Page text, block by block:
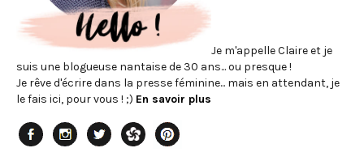
Je m'appelle Claire et je
suis une blogueuse nantaise de 30 ans... ou presque !
Je rêve d'écrire dans la presse féminine... mais en attendant, je
le fais ici, pour vous ! ;) En savoir plus